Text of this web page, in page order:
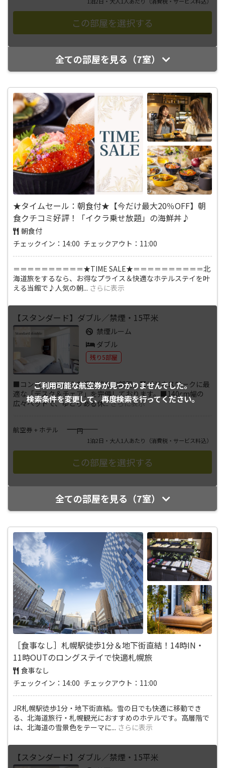
全ての部屋を見る（7室）
★タイムセール：朝食付★【今だけ最大20％OFF】朝
食クチコミ好評！「イクラ乗せ放題」の海鮮丼♪
朝食付
チェックイン：14:00 チェックアウト：11:00
＝＝＝＝＝＝＝＝＝＝★TIME SALE★＝＝＝＝＝＝＝＝＝＝北
海道旅をするなら、お得なプライス＆快適なホテルステイを叶
える当館で♪人気の朝... さらに表示
ご利用可能な航空券が見つかりませんでした。
検索条件を変更して、再度検索を行ってください。
【スタンダード】ダブル／禁煙・15平米
禁煙ルーム
ダブル
残り5部屋
■コンパクトながらも機能的なお部屋。■ビジネスワークに最
適な「デスク＆チェア」を完備しております。■140cm幅の
広々ベッドで、ゆとりある休...さらに表示
航空券 + ホテル ――――円
1泊2日・大人1人あたり （消費税・サービス料込）
全ての部屋を見る（7室）
［食事なし］札幌駅徒歩1分＆地下街直結！14時IN・
11時OUTのロングステイで快適札幌旅
食事なし
チェックイン：14:00 チェックアウト：11:00
JR札幌駅徒歩1分・地下街直結。雪の日でも快適に移動でき
る、北海道旅行・札幌観光におすすめのホテルです。高層階で
は、北海道の雪景色をテーマに... さらに表示
【スタンダード】ダブル／禁煙・15平米